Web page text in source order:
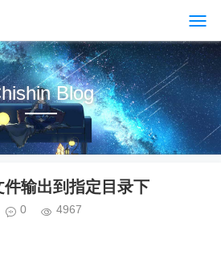
Blog
输出到指定目录下
0 4967